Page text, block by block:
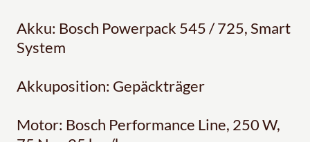
Akku: Bosch Powerpack 545 / 725, Smart
System
Akkuposition: Gepäckträger
Motor: Bosch Performance Line, 250 W,